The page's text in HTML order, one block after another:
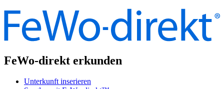
FeWo-direkt erkunden
Unterkunft inserieren